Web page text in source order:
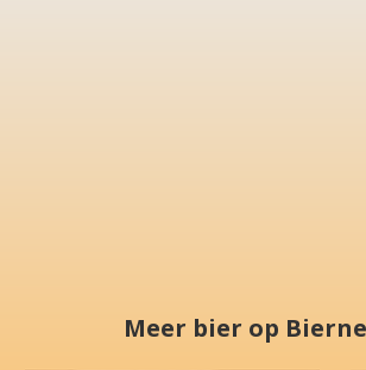
Meer bier op